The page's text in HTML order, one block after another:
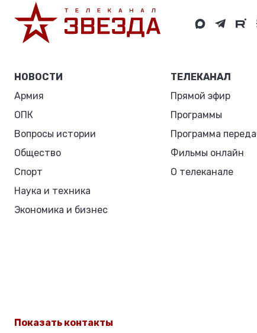
НОВОСТИ
Армия
ОПК
Вопросы истории
Общество
Спорт
Наука и техника
Экономика и бизнес
ТЕЛЕКАНАЛ
Прямой эфир
Программы
Программа
Фильмы онлайн
О телеканале
Показать контакты